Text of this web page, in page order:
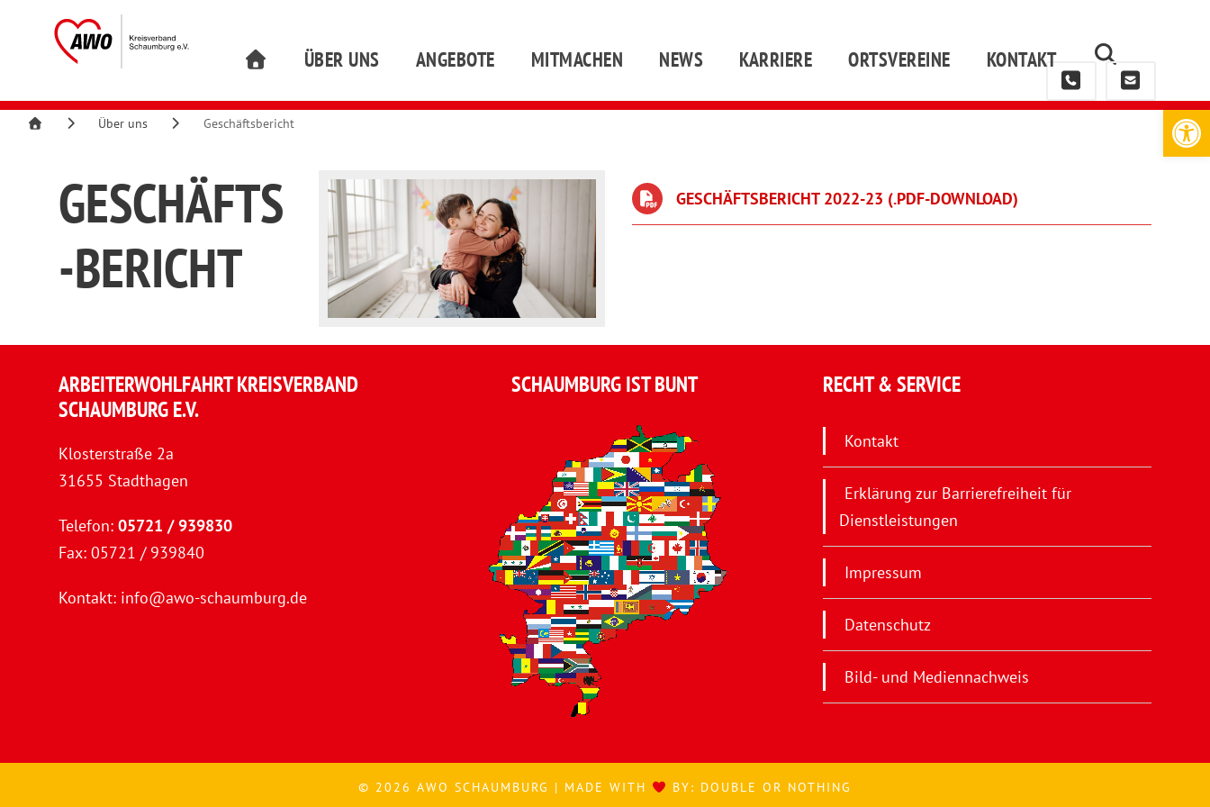
ÜBER UNS ANGEBOTE MITMACHEN NEWS KARRIERE ORTSVEREINE KONTAKT
Über uns Geschäftsbericht
GESCHÄFTS
-BERICHT
GESCHÄFTSBERICHT 2022-23 (.PDF-DOWNLOAD)
ARBEITERWOHLFAHRT KREISVERBAND
SCHAUMBURG E.V.
Klosterstraße 2a
31655 Stadthagen
Telefon: 05721 / 939830
Fax: 05721 / 939840
Kontakt: info@awo-schaumburg.de
SCHAUMBURG IST BUNT RECHT & SERVICE
Kontakt
Erklärung zur Barrierefreiheit für
Dienstleistungen
Impressum
Datenschutz
Bild- und Mediennachweis
© 2026 AWO SCHAUMBURG | MADE WITH BY: DOUBLE OR NOTHING
Werkzeugleiste öffnen